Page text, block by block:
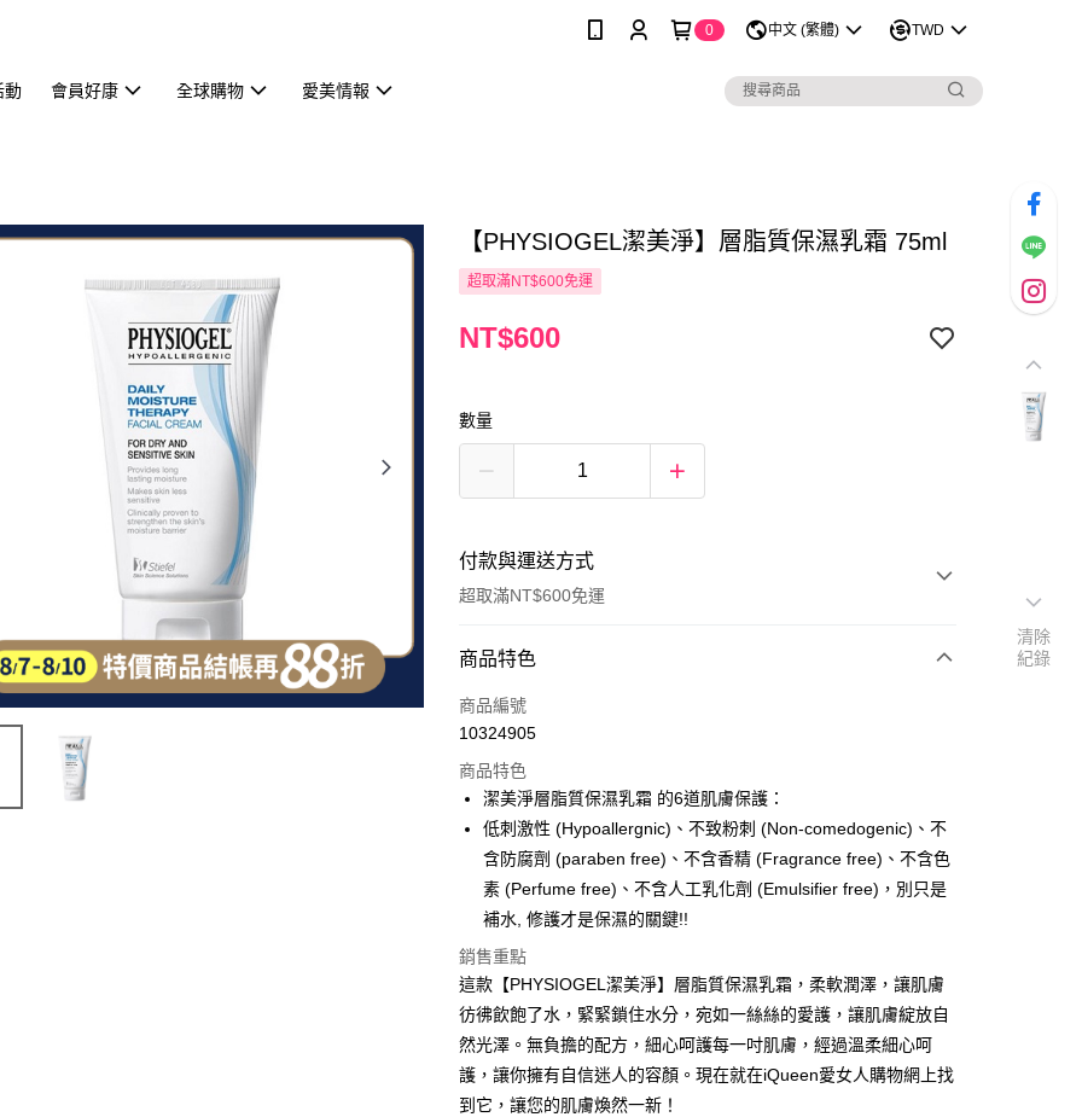
0 中文 (繁體) TWD
動 會員好康 全球購物 愛美情報
【PHYSIOGEL潔美淨】層脂質保濕乳霜 75ml
超取滿NT$600免運
NT$600
數量
付款與運送方式
超取滿NT$600免運
付款方式
信用卡一次付款
LINE Pay
Apple Pay
街口支付
悠遊付
Google Pay
全盈+PAY
AFTEE先享後付
相關說明
【關於「AFTEE先享後付」】
商品特色
商品編號
10324905
商品特色
潔美淨層脂質保濕乳霜 的6道肌膚保護：
低刺激性 (Hypoallergnic)、不致粉刺 (Non-comedogenic)、不
含防腐劑 (paraben free)、不含香精 (Fragrance free)、不含色
素 (Perfume free)、不含人工乳化劑 (Emulsifier free)，別只是
補水, 修護才是保濕的關鍵!!
銷售重點
這款【PHYSIOGEL潔美淨】層脂質保濕乳霜，柔軟潤澤，讓肌膚
彷彿飲飽了水，緊緊鎖住水分，宛如一絲絲的愛護，讓肌膚綻放自
然光澤。無負擔的配方，細心呵護每一吋肌膚，經過溫柔細心呵
護，讓你擁有自信迷人的容顏。現在就在iQueen愛女人購物網上找
到它，讓您的肌膚煥然一新！
清除
紀錄